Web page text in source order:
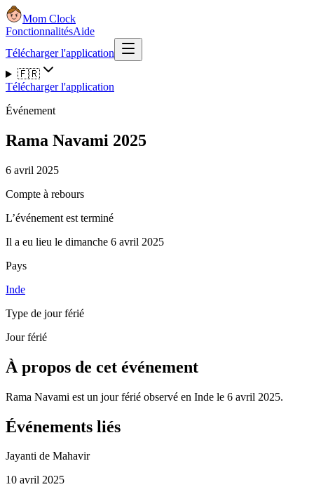
Mom Clock
FonctionnalitésAide
Télécharger l'application
🇫🇷
Télécharger l'application
Événement
Rama Navami 2025
6 avril 2025
Compte à rebours
L’événement est terminé
Il a eu lieu le dimanche 6 avril 2025
Pays
Inde
Type de jour férié
Jour férié
À propos de cet événement
Rama Navami est un jour férié observé en Inde le 6 avril 2025.
Événements liés
Jayanti de Mahavir
10 avril 2025